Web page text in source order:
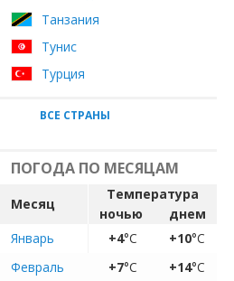
Танзания
Тунис
Турция
ВСЕ СТРАНЫ
ПОГОДА ПО МЕСЯЦАМ
Месяц
Температура
ночью
днем
Январь
+4°C +10°C
Февраль
+7°C +14°C